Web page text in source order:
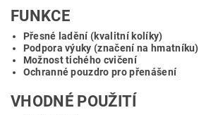
FUNKCE
Přesné ladění (kvalitní kolíky)
Podpora výuky (značení na hmatníku)
Možnost tichého cvičení
Ochranné pouzdro pro přenášení
VHODNÉ POUŽITÍ